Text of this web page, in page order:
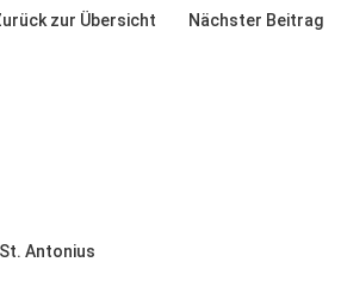
zur Übersicht Nächster Beitrag
Antonius